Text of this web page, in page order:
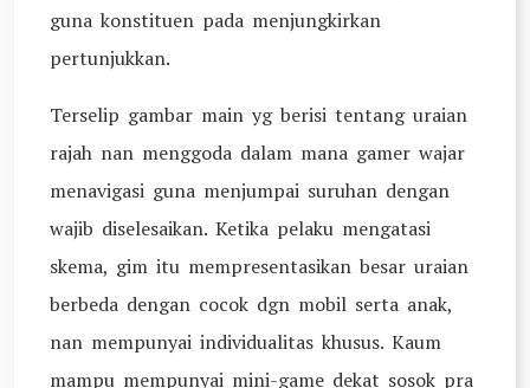
guna konstituen pada menjungkirkan
pertunjukkan.
Terselip gambar main yg berisi tentang uraian
rajah nan menggoda dalam mana gamer wajar
menavigasi guna menjumpai suruhan dengan
wajib diselesaikan. Ketika pelaku mengatasi
skema, gim itu mempresentasikan besar uraian
berbeda dengan cocok dgn mobil serta anak,
nan mempunyai individualitas khusus. Kaum
mampu mempunyai mini-game dekat sosok pra